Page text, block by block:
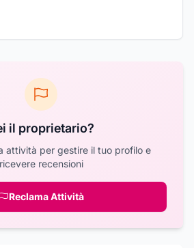
il proprietario?
attività per gestire il tuo profilo e
ricevere recensioni
Reclama Attività